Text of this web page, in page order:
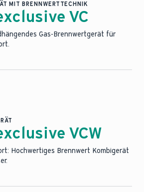
MIT BRENNWERTTECHNIK
VC
Gas-Brennwertgerät für
VCW
Hochwertiges Brennwert Kombigerät